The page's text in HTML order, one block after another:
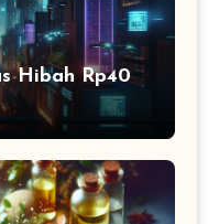
Hibah Rp40